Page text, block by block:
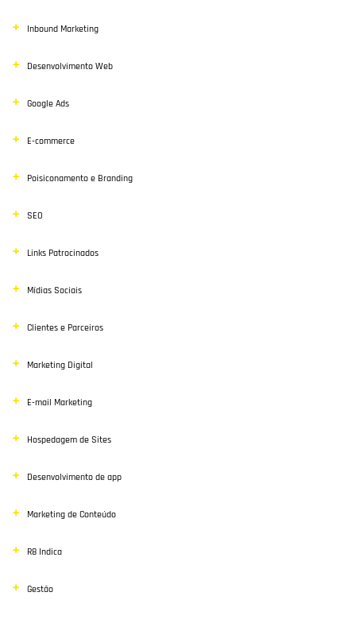
Inbound Marketing
Desenvolvimento Web
Google Ads
E-commerce
Poisiconamento e Branding
SEO
Links Patrocinados
Mídias Sociais
Clientes e Parceiros
Marketing Digital
E-mail Marketing
Hospedagem de Sites
Desenvolvimento de app
Marketing de Conteúdo
R8 Indica
Gestão